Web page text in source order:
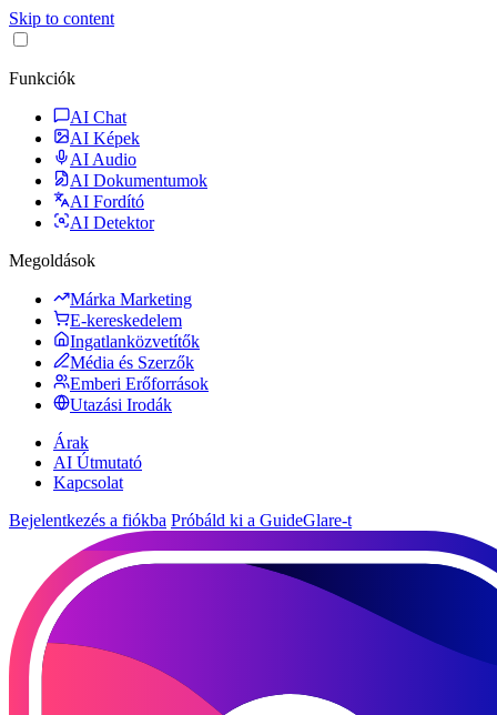
Skip to content
Funkciók
AI Chat
AI Képek
AI Audio
AI Dokumentumok
AI Fordító
AI Detektor
Megoldások
Márka Marketing
E-kereskedelem
Ingatlanközvetítők
Média és Szerzők
Emberi Erőforrások
Utazási Irodák
Árak
AI Útmutató
Kapcsolat
Bejelentkezés a fiókba Próbáld ki a GuideGlare-t